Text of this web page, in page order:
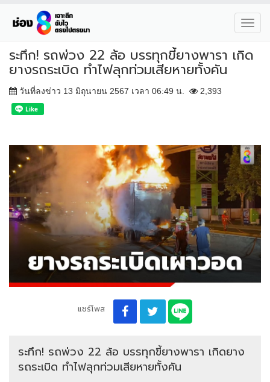
ระทึก! รถพ่วง 22 ล้อ บรรทุกขี้ยางพารา เกิด
ยางรถระเบิด ทำไฟลุกท่วมเสียหายทั้งคัน
วันที่ลงข่าว 13 มิถุนายน 2567 เวลา 06:49 น. 2,393
แชร์โพส
ระทึก! รถพ่วง 22 ล้อ บรรทุกขี้ยางพารา เกิดยาง
รถระเบิด ทำไฟลุกท่วมเสียหายทั้งคัน